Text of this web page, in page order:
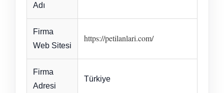
Adı
Firma
Web Sitesi
https://petilanlari.com/
Firma
Adresi
Türkiye